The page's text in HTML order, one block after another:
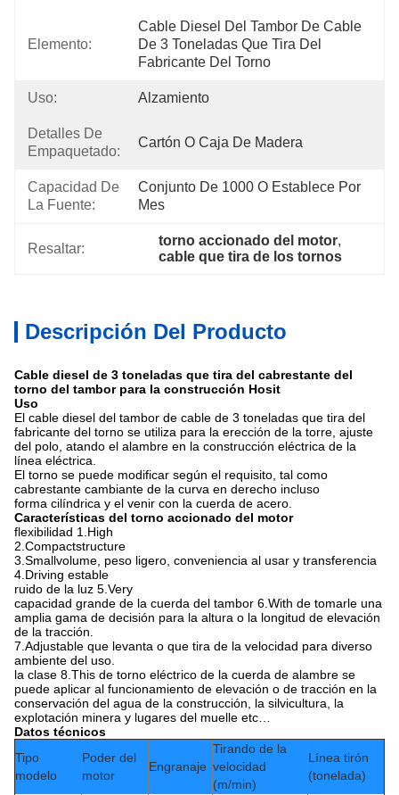
Elemento:
Cable Diesel Del Tambor De Cable
De 3 Toneladas Que Tira Del
Fabricante Del Torno
Uso: Alzamiento
Detalles De
Empaquetado:
Cartón O Caja De Madera
Capacidad De
La Fuente:
Conjunto De 1000 O Establece Por
Mes
Resaltar:
torno accionado del motor,
cable que tira de los tornos
Descripción Del Producto
Cable diesel de 3 toneladas que tira del cabrestante del
torno del tambor para la construcción Hosit
Uso
El cable diesel del tambor de cable de 3 toneladas que tira del
fabricante del torno se utiliza para la erección de la torre, ajuste
del polo, atando el alambre en la construcción eléctrica de la
línea eléctrica.
El torno se puede modificar según el requisito, tal como
cabrestante cambiante de la curva en derecho incluso
forma cilíndrica y el venir con la cuerda de acero.
Características del torno accionado del motor
flexibilidad 1.High
2.Compactstructure
3.Smallvolume peso ligero , conveniencia al usar y transferencia
4.Driving estable
ruido de la luz 5.Very
capacidad grande de la cuerda del tambor 6.With de tomarle una
amplia gama de decisión para la altura o la longitud de elevación
de la tracción.
7.Adjustable que levanta o que tira de la velocidad para diverso
ambiente del uso.
la clase 8.This de torno eléctrico de la cuerda de alambre se
puede aplicar al funcionamiento de elevación o de tracción en la
conservación del agua de la construcción, la silvicultura, la
explotación minera y lugares del muelle etc…
Datos técnicos
Tipo
modelo
Poder del
motor
Engranaje
Tirando de la
velocidad
(m/min)
Línea tirón
(tonelada)